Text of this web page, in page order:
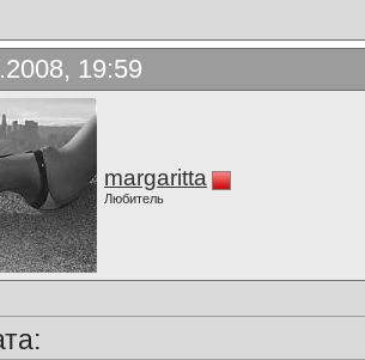
19:59
margaritta
Любитель